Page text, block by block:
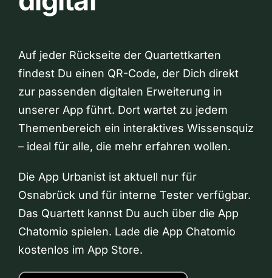
Auf jeder Rückseite der Quartettkarten
findest Du einen QR-Code, der Dich direkt
zur passenden digitalen Erweiterung in
unserer App führt. Dort wartet zu jedem
Themenbereich ein interaktives Wissensquiz
– ideal für alle, die mehr erfahren wollen.
Die App Urbanist ist aktuell nur für
Osnabrück und für interne Tester verfügbar.
Das Quartett kannst Du auch über die App
Chatomio spielen. Lade die App Chatomio
kostenlos im App Store.